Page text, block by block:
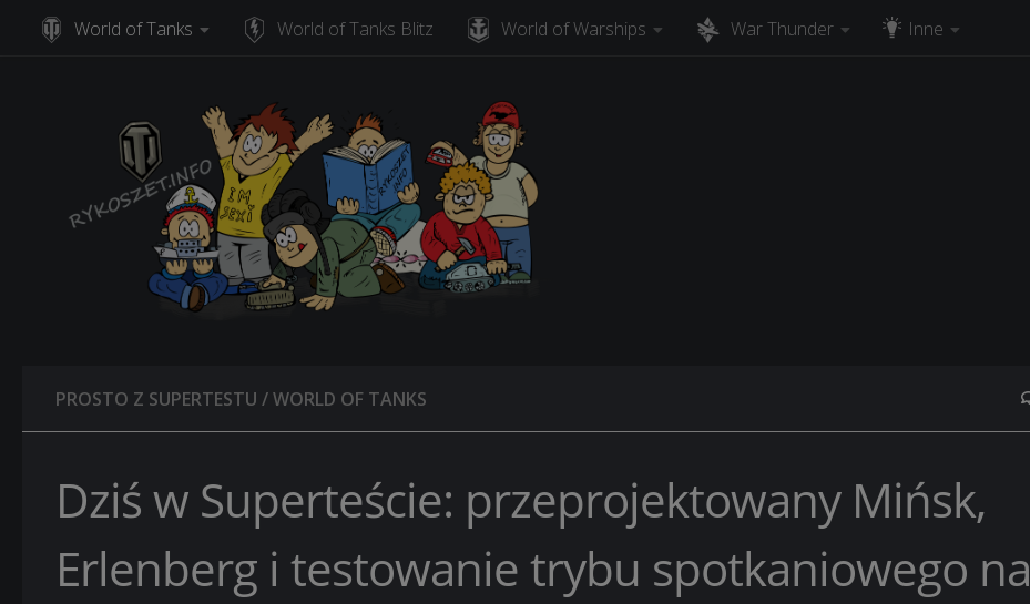
Skip to content
World of Tanks World of Tanks Blitz World of Warships War Thunder Inne
PROSTO Z SUPERTESTU /WORLD OF TANKS
Dziś w Superteście: przeprojektowany Mińsk,
Erlenberg i testowanie trybu spotkaniowego na